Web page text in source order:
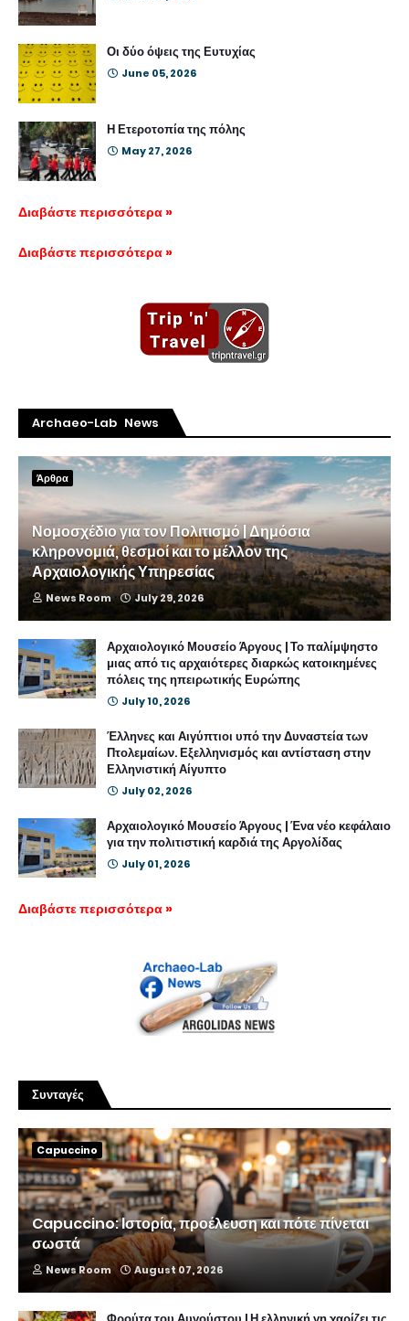
Οι δύο όψεις της Ευτυχίας
June 05, 2026
Η Ετεροτοπία της πόλης
May 27, 2026
Διαβάστε περισσότερα »
Διαβάστε περισσότερα »
Archaeo-Lab News
Άρθρα
Νομοσχέδιο για τον Πολιτισμό | Δημόσια
κληρονομιά, θεσμοί και το μέλλον της
Αρχαιολογικής Υπηρεσίας
News Room July 29, 2026
Αρχαιολογικό Μουσείο Άργους | Το παλίμψηστο
μιας από τις αρχαιότερες διαρκώς κατοικημένες
πόλεις της ηπειρωτικής Ευρώπης
July 10, 2026
Έλληνες και Αιγύπτιοι υπό την Δυναστεία των
Πτολεμαίων. Εξελληνισμός και αντίσταση στην
Ελληνιστική Αίγυπτο
July 02, 2026
Αρχαιολογικό Μουσείο Άργους | Ένα νέο κεφάλαιο
για την πολιτιστική καρδιά της Αργολίδας
July 01, 2026
Διαβάστε περισσότερα »
Συνταγές
Capuccino
Capuccino: Ιστορία, προέλευση και πότε πίνεται
σωστά
News Room August 07, 2026